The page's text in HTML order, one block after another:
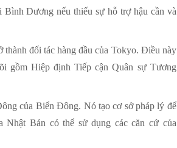
Dương nếu thiếu sự hỗ trợ hậu cần và
đối tác hàng đầu của Tokyo. Điều này
gồm Hiệp định Tiếp cận Quân sự Tương
của Biển Đông. Nó tạo cơ sở pháp lý để
Nhật Bản có thể sử dụng các căn cứ của